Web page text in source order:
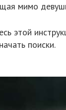
мимо
этой
поиски.